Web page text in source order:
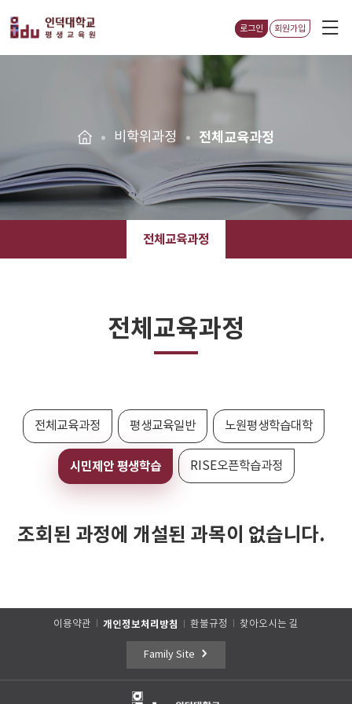
로그인 회원가입
비학위과정 전체교육과정
전체교육과정
전체교육과정
전체교육과정 평생교육일반 노원평생학습대학
시민제안 평생학습 RISE오픈학습과정
조회된 과정에 개설된 과목이 없습니다.
이용약관 개인정보처리방침 환불규정 찾아오시는 길
Family Site